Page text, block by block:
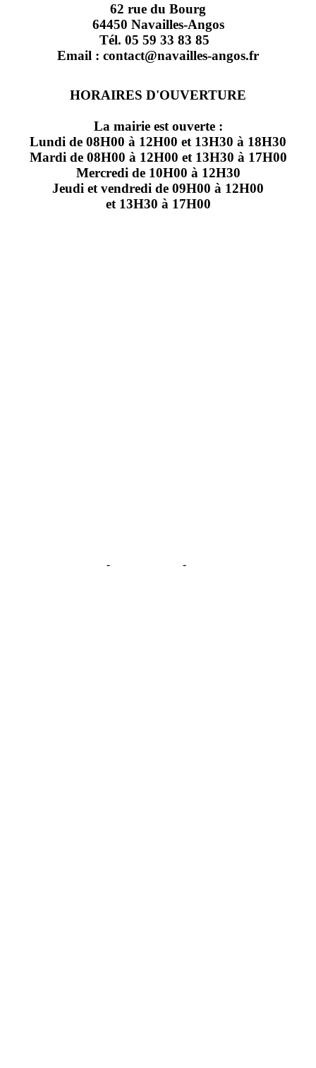
62 rue du Bourg
64450 Navailles-Angos
Tél. 05 59 33 83 85
Email : contact@navailles-angos.fr
HORAIRES D'OUVERTURE
La mairie est ouverte :
Lundi de 08H00 à 12H00 et 13H30 à 18H30
Mardi de 08H00 à 12H00 et 13H30 à 17H00
Mercredi de 10H00 à 12H30
Jeudi et vendredi de 09H00 à 12H00
et 13H30 à 17H00
- -